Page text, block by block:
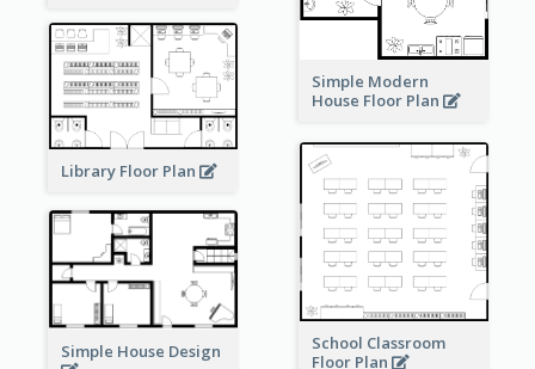
Simple Modern
House Floor Plan
Library Floor Plan
School Classroom
Floor Plan
Simple House Design